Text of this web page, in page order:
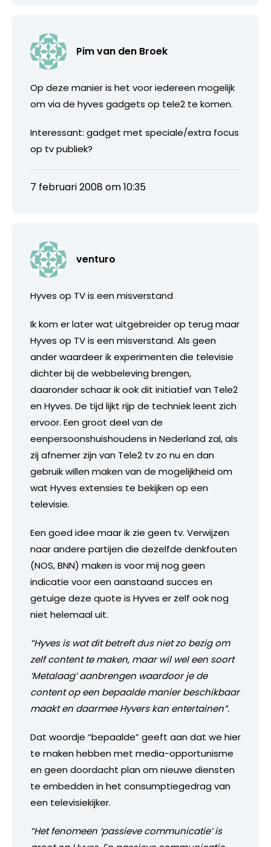
Pim van den Broek
Op deze manier is het voor iedereen mogelijk
om via de hyves gadgets op tele2 te komen.
Interessant: gadget met speciale/extra focus
op tv publiek?
7 februari 2008 om 10:35
venturo
Hyves op TV is een misverstand
Ik kom er later wat uitgebreider op terug maar
Hyves op TV is een misverstand. Als geen
ander waardeer ik experimenten die televisie
dichter bij de webbeleving brengen,
daaronder schaar ik ook dit initiatief van Tele2
en Hyves. De tijd lijkt rijp de techniek leent zich
ervoor. Een groot deel van de
eenpersoonshuishoudens in Nederland zal, als
zij afnemer zijn van Tele2 tv zo nu en dan
gebruik willen maken van de mogelijkheid om
wat Hyves extensies te bekijken op een
televisie.
Een goed idee maar ik zie geen tv. Verwijzen
naar andere partijen die dezelfde denkfouten
(NOS, BNN) maken is voor mij nog geen
indicatie voor een aanstaand succes en
getuige deze quote is Hyves er zelf ook nog
niet helemaal uit.
“Hyves is wat dit betreft dus niet zo bezig om
zelf content te maken, maar wil wel een soort
‘Metalaag’ aanbrengen waardoor je de
content op een bepaalde manier beschikbaar
maakt en daarmee Hyvers kan entertainen”.
Dat woordje “bepaalde” geeft aan dat we hier
te maken hebben met media-opportunisme
en geen doordacht plan om nieuwe diensten
te embedden in het consumptiegedrag van
een televisiekijker.
“Het fenomeen ‘passieve communicatie’ is